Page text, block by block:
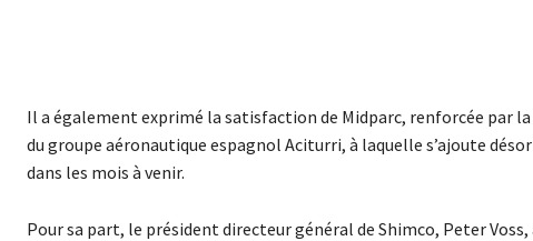
Il a également exprimé la satisfaction de Midparc, renforcée par
du groupe aéronautique espagnol Aciturri, à laquelle s’ajoute
dans les mois à venir.
Pour sa part, le président directeur général de Shimco, Peter